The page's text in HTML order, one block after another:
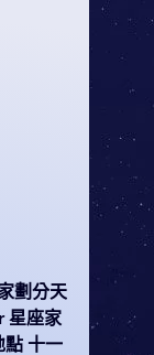
劃分天
星座家
點 十一